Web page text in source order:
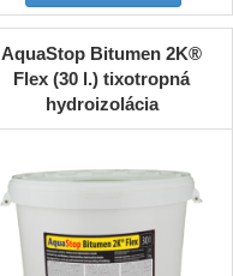
AquaStop Bitumen 2K®
Flex (30 l.) tixotropná
hydroizolácia